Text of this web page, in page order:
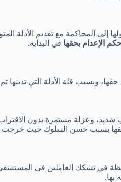
إلى المحاكمة مع تقديم الأدلة
الإعدام بحقها في البداية.
وبسبب قلة الأدلة التي تدينها
وعزلة مستمرة بدون
بسبب حسن السلوك حيث
لحظة في تشكك العاملين في
بها.